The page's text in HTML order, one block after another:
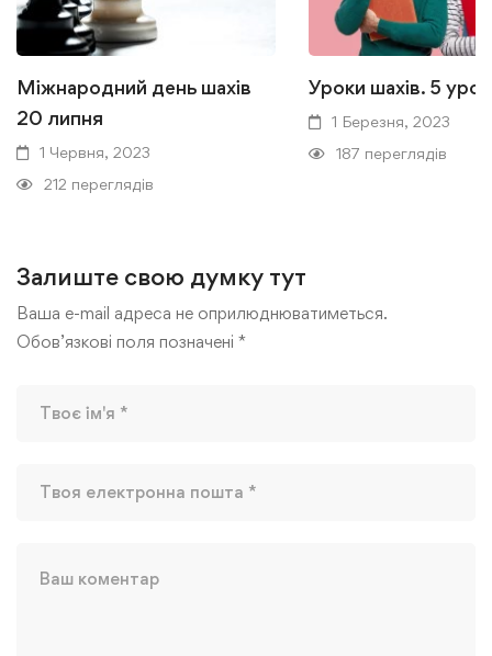
Міжнародний день шахів
20 липня
1 Червня, 2023
212 переглядів
Уроки шахів. 5
1 Березня, 2023
187 переглядів
Залиште свою думку тут
Ваша e-mail адреса не оприлюднюватиметься.
Обов’язкові поля позначені *